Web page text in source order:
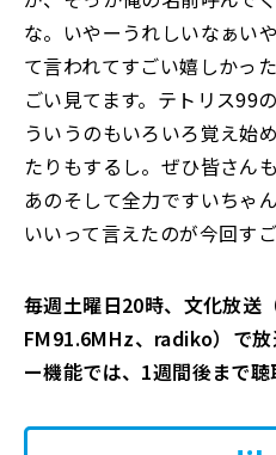
な。いやーうれしいなぁい
て言われてすごい嬉しかっ
ごい見てます。テトリス99
ういうのもいろいろ覚え始
たりもするし。ぜひ皆さん
あのそして全力ですいちゃ
いいって言えたのが今回す
毎週土曜日20時、文化放送
FM91.6MHz、radiko）で
ー機能では、1週間後まで聴